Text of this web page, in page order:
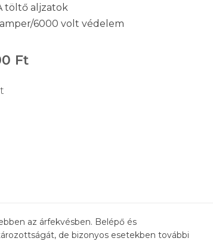
töltő aljzatok
6000 volt védelem
Ft
az árfekvésben. Belépő és
de bizonyos esetekben további